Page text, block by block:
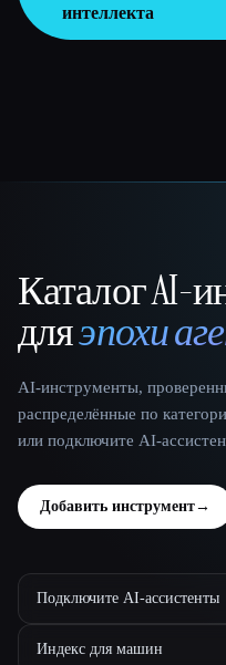
интеллекта
That AI
Каталог AI-
дляэпохи
AI-инструменты,
распределённые по
или подключите AI-
Добавить инструмент→
Подключите AI-ассистенты
Индекс для машин